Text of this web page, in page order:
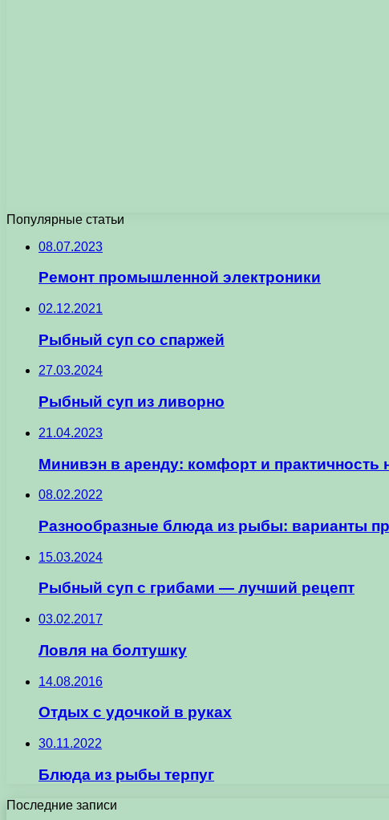
Популярные статьи
08.07.2023
Ремонт промышленной электроники
02.12.2021
Рыбный суп со спаржей
27.03.2024
Рыбный суп из ливорно
21.04.2023
Минивэн в аренду: комфорт и практичность
08.02.2022
Разнообразные блюда из рыбы: варианты
15.03.2024
Рыбный суп с грибами — лучший рецепт
03.02.2017
Ловля на болтушку
14.08.2016
Отдых с удочкой в руках
30.11.2022
Блюда из рыбы терпуг
Последние записи